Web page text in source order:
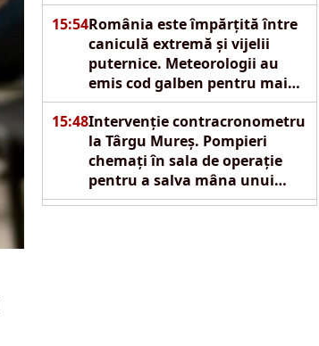
15:54România este împărțită între
caniculă extremă și vijelii
puternice. Meteorologii au
emis cod galben pentru mai
multe regiuni
15:48Intervenție contracronometru
la Târgu Mureș. Pompieri
chemați în sala de operație
pentru a salva mâna unui
copil de doi ani